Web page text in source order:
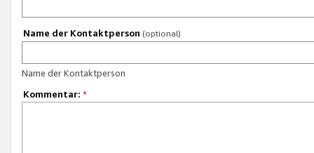
Name der Kontaktperson (optional)
Name der Kontaktperson
Kommentar: *